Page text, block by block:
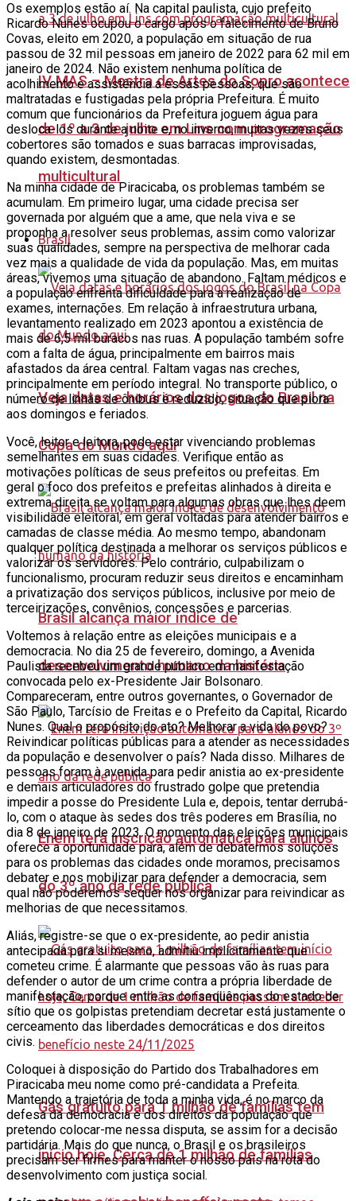
IV MAS – Mostra de Artes do Sopro acontece
de 1º a 3 de julho em Lins com programação
multicultural
Brasil
Veja datas e horários dos jogos do Brasil na
Copa do Mundo aqui
Brasil alcança maior índice de
desenvolvimento humano da história
Enem terá inscrição automática para alunos
do 3º ano da rede pública
Gás gratuito para 1 milhão de famílias tem
início hoje, Cerca de 1 milhão de famílias
Os exemplos estão aí. Na capital paulista, cujo prefeito
Ricardo Nunes ocupou o cargo após o falecimento de Bruno
Covas, eleito em 2020, a população em situação de rua
passou de 32 mil pessoas em janeiro de 2022 para 62 mil em
janeiro de 2024. Não existem nenhuma política de
acolhimento e assistência a essas pessoas, que são
maltratadas e fustigadas pela própria Prefeitura. É muito
comum que funcionários da Prefeitura joguem água para
desloca-los durante a noite e, no inverno, muitas vezes seus
cobertores são tomados e suas barracas improvisadas,
quando existem, desmontadas.
Na minha cidade de Piracicaba, os problemas também se
acumulam. Em primeiro lugar, uma cidade precisa ser
governada por alguém que a ame, que nela viva e se
proponha a resolver seus problemas, assim como valorizar
suas qualidades, sempre na perspectiva de melhorar cada
vez mais a qualidade de vida da população. Mas, em muitas
áreas, vivemos uma situação de abandono. Faltam médicos e
a população enfrenta dificuldade para a realização de
exames, internações. Em relação à infraestrutura urbana,
levantamento realizado em 2023 apontou a existência de
mais de 6,5 mil buracos nas ruas. A população também sofre
com a falta de água, principalmente em bairros mais
afastados da área central. Faltam vagas nas creches,
principalmente em período integral. No transporte público, o
número de linhas de ônibus é reduzido, situação que piora
aos domingos e feriados.
Você, leitor e leitora, pode estar vivenciando problemas
semelhantes em suas cidades. Verifique então as
motivações políticas de seus prefeitos ou prefeitas. Em
geral o foco dos prefeitos e prefeitas alinhados à direita e
extrema direita se voltam para algumas obras que lhes deem
visibilidade eleitoral, em geral voltadas para atender bairros e
camadas de classe média. Ao mesmo tempo, abandonam
qualquer política destinada a melhorar os serviços públicos e
valorizar os servidores. Pelo contrário, culpabilizam o
funcionalismo, procuram reduzir seus direitos e encaminham
a privatização dos serviços públicos, inclusive por meio de
terceirizações, convênios, concessões e parcerias.
Voltemos à relação entre as eleições municipais e a
democracia. No dia 25 de fevereiro, domingo, a Avenida
Paulista recebeu um grande público em manifestação
convocada pelo ex-Presidente Jair Bolsonaro.
Compareceram, entre outros governantes, o Governador de
São Paulo, Tarcísio de Freitas e o Prefeito da Capital, Ricardo
Nunes. Qual o propósito do ato? Melhorar a vida do povo?
Reivindicar políticas públicas para a atender as necessidades
da população e desenvolver o país? Nada disso. Milhares de
pessoas foram à avenida para pedir anistia ao ex-presidente
e demais articuladores do frustrado golpe que pretendia
impedir a posse do Presidente Lula e, depois, tentar derrubá-
lo, com o ataque às sedes dos três poderes em Brasília, no
dia 8 de janeiro de 2023. O momento das eleições municipais
oferece a oportunidade para, além de debatermos soluções
para os problemas das cidades onde moramos, precisamos
debater e nos mobilizar para defender a democracia, sem
qual não poderemos sequer nos organizar para reivindicar as
melhorias de que necessitamos.
Aliás, registre-se que o ex-presidente, ao pedir anistia
antecipada para si mesmo, admitiu implicitamente que
cometeu crime. É alarmante que pessoas vão às ruas para
defender o autor de um crime contra a própria liberdade de
manifestação, porque entre as consequências do estado de
sítio que os golpistas pretendiam decretar está justamente o
cerceamento das liberdades democráticas e dos direitos
civis.
Coloquei à disposição do Partido dos Trabalhadores em
Piracicaba meu nome como pré-candidata a Prefeita.
Mantendo a trajetória de toda a minha vida, é no marco da
defesa da democracia e dos direitos da população que
pretendo colocar-me nessa disputa, se assim for a decisão
partidária. Mais do que nunca, o Brasil e os brasileiros
precisam ser firmes para manter o nosso país na rota do
desenvolvimento com justiça social.